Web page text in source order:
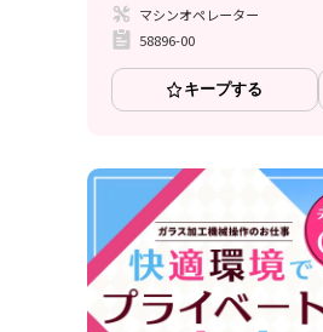
マシンオペレーター
58896-00
キープする